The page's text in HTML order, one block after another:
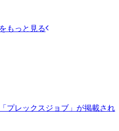
もっと見る
プレックスジョブ」が掲載され